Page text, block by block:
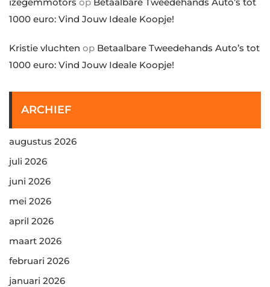
1000 euro: Vind Jouw Ideale Koopje!
Kristie vluchten op Betaalbare Tweedehands Auto’s tot
1000 euro: Vind Jouw Ideale Koopje!
ARCHIEF
augustus 2026
juli 2026
juni 2026
mei 2026
april 2026
maart 2026
februari 2026
januari 2026